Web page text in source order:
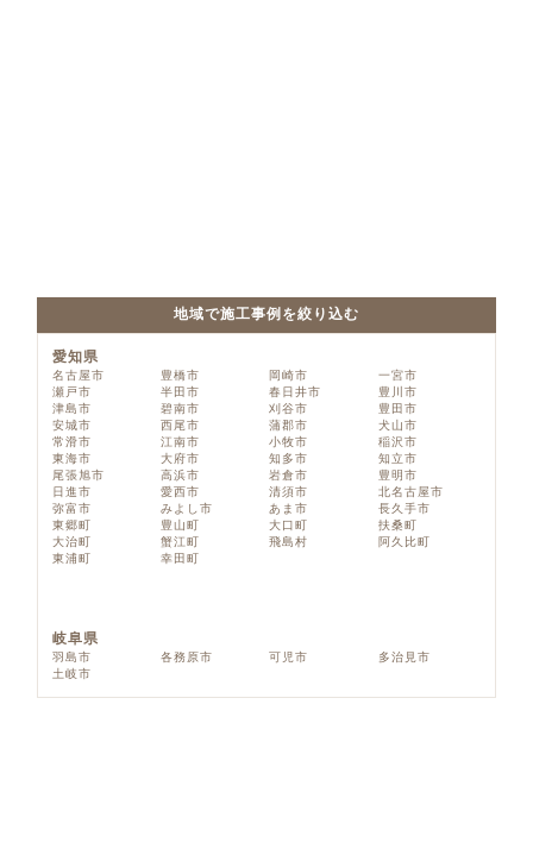
地域で施工事例を絞り込む
愛知県
名古屋市 豊橋市 岡崎市
一宮市
瀬戸市
半田市 春日井市
豊川市
津島市
碧南市 刈谷市
豊田市
安城市
西尾市 蒲郡市
犬山市
常滑市
江南市 小牧市
稲沢市
東海市
大府市 知多市
知立市
尾張旭市
高浜市 岩倉市
豊明市
日進市
愛西市 清須市
北名古屋市
弥富市
みよし市 あま市
長久手市
東郷町
豊山町 大口町
扶桑町
大治町
蟹江町 飛島村
阿久比町
東浦町
幸田町
岐阜県
羽島市 各務原市 可児市
多治見市
土岐市